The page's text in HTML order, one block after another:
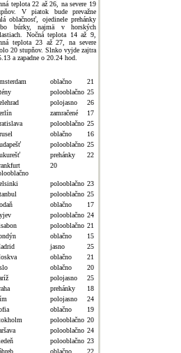
teplota 22 až 26, na severe 19
V piatok bude prevažne
oblačnosť, ojedinele prehánky
búrky, najmä v horských
Nočná teplota 14 až 9,
teplota 23 až 27, na severe
20 stupňov. Slnko vyjde zajtra
a zapadne o 20.24 hod.
oblačno
21
polooblačno 25
polojasno
26
zamračené
17
polooblačno 25
oblačno
16
polooblačno 25
prehánky
22
20
polooblačno 23
polooblačno 25
oblačno
17
polooblačno 24
polooblačno 21
oblačno
15
jasno
25
oblačno
21
oblačno
20
polojasno
25
prehánky
18
polojasno
24
oblačno
19
polooblačno 20
polooblačno 24
polooblačno 23
oblačno
22